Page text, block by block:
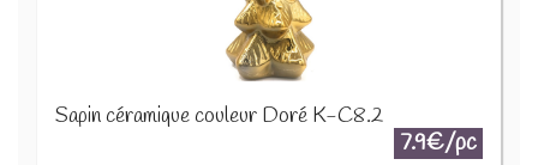
Sapin céramique couleur Doré K-C8.2
7.9€/pc